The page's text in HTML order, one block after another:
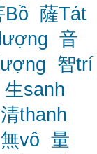
Bồ 薩Tát
音
智trí
生sanh
清thanh
無vô 量